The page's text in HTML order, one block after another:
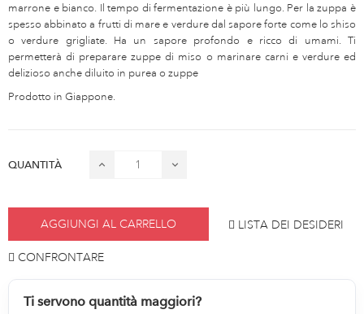
marrone e bianco. Il tempo di fermentazione è più lungo. Per la zuppa è
spesso abbinato a frutti di mare e verdure dal sapore forte come lo shiso
o verdure grigliate. Ha un sapore profondo e ricco di umami. Ti
permetterà di preparare zuppe di miso o marinare carni e verdure ed
delizioso anche diluito in purea o zuppe
Prodotto in Giappone.
QUANTITÀ
AGGIUNGI AL CARRELLO LISTA DEI DESIDERI
CONFRONTARE
Ti servono quantità maggiori?